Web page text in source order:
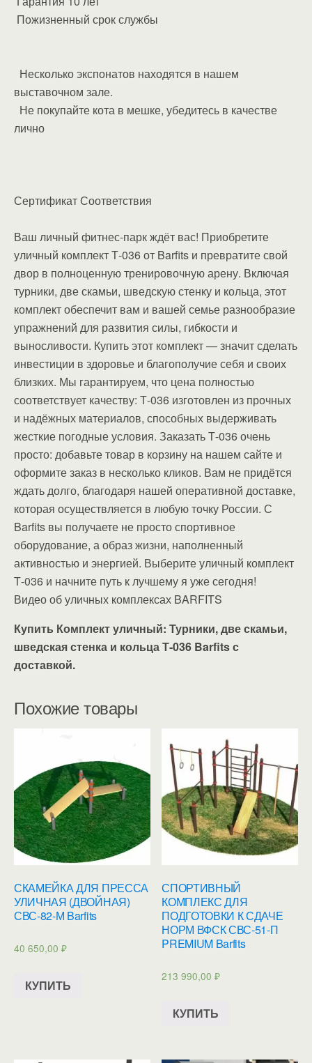
Пожизненный срок службы
Несколько экспонатов находятся в нашем
выставочном зале.
Не покупайте кота в мешке, убедитесь в качестве
лично
Сертификат Соответствия
Ваш личный фитнес-парк ждёт вас! Приобретите
уличный комплект Т-036 от Barfits и превратите свой
двор в полноценную тренировочную арену. Включая
турники, две скамьи, шведскую стенку и кольца, этот
комплект обеспечит вам и вашей семье разнообразие
упражнений для развития силы, гибкости и
выносливости. Купить этот комплект — значит сделать
инвестиции в здоровье и благополучие себя и своих
близких. Мы гарантируем, что цена полностью
соответствует качеству: Т-036 изготовлен из прочных
и надёжных материалов, способных выдерживать
жесткие погодные условия. Заказать Т-036 очень
просто: добавьте товар в корзину на нашем сайте и
оформите заказ в несколько кликов. Вам не придётся
ждать долго, благодаря нашей оперативной доставке,
которая осуществляется в любую точку России. С
Barfits вы получаете не просто спортивное
оборудование, а образ жизни, наполненный
активностью и энергией. Выберите уличный комплект
Т-036 и начните путь к лучшему я уже сегодня!
Видео об уличных комплексах BARFITS
Купить Комплект уличный: Турники, две скамьи,
шведская стенка и кольца Т-036 Barfits с
доставкой.
Похожие товары
СКАМЕЙКА ДЛЯ ПРЕССА
УЛИЧНАЯ (ДВОЙНАЯ)
СВС-82-М Barfits
40 650,00 ₽
КУПИТЬ
СПОРТИВНЫЙ
КОМПЛЕКС ДЛЯ
ПОДГОТОВКИ К СДАЧЕ
НОРМ ВФСК СВС-51-П
PREMIUM Barfits
213 990,00₽
КУПИТЬ